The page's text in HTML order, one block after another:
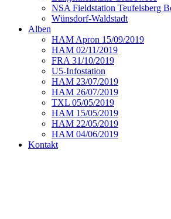
NSA Fieldstation Teufelsberg
Wünsdorf-Waldstadt
Alben
HAM Apron 15/09/2019
HAM 02/11/2019
FRA 31/10/2019
U5-Infostation
HAM 23/07/2019
HAM 26/07/2019
TXL 05/05/2019
HAM 15/05/2019
HAM 22/05/2019
HAM 04/06/2019
Kontakt